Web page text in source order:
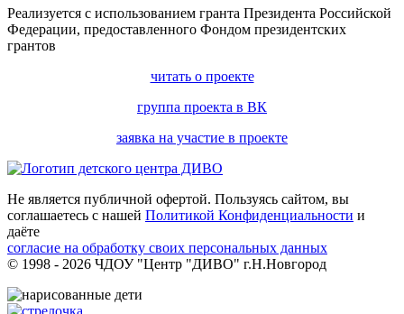
Реализуется с использованием гранта Президента Российской
Федерации, предоставленного Фондом президентских
грантов
читать о проекте
группа проекта в ВК
заявка на участие в проекте
Не является публичной офертой. Пользуясь сайтом, вы
соглашаетесь с нашей Политикой Конфиденциальности и
даёте
согласие на обработку своих персональных данных
© 1998 - 2026 ЧДОУ "Центр "ДИВО" г.Н.Новгород